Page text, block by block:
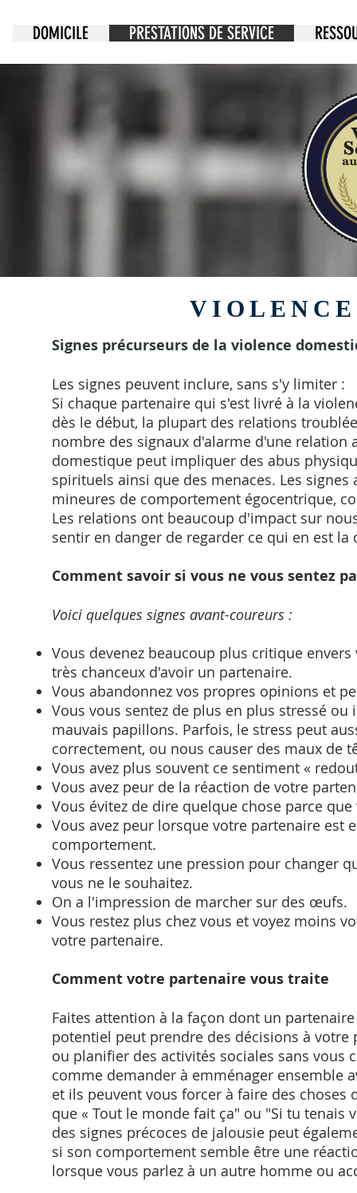
DOMICILE PRESTATIONS DE SERVICE
Signes précurseurs de la violence
Les signes peuvent inclure, sans s'y limiter :
Si chaque partenaire qui s'est livré à la
dès le début, la plupart des relations
nombre des signaux d'alarme d'une relation
domestique peut impliquer des abus
spirituels ainsi que des menaces. Les
mineures de comportement égocentrique,
Les relations ont beaucoup d'impact sur
sentir en danger de regarder ce qui en est la
Comment savoir si vous ne vous sentez
Voici quelques signes avant-coureurs :
Vous devenez beaucoup plus critique
très chanceux d'avoir un partenaire.
Vous abandonnez vos propres opinions et
Vous vous sentez de plus en plus stressé
mauvais papillons. Parfois, le stress peut
correctement, ou nous causer des maux de
Vous avez plus souvent ce sentiment «
Vous avez peur de la réaction de votre
Vous évitez de dire quelque chose parce
Vous avez peur lorsque votre partenaire est
comportement.
Vous ressentez une pression pour changer
vous ne le souhaitez.
On a l'impression de marcher sur des œufs.
Vous restez plus chez vous et voyez moins
votre partenaire.
Comment votre partenaire vous traite
Faites attention à la façon dont un
potentiel peut prendre des décisions à
ou planifier des activités sociales sans vous
comme demander à emménager ensemble
et ils peuvent vous forcer à faire des
que « Tout le monde fait ça" ou "Si tu
des signes précoces de jalousie peut
si son comportement semble être une
lorsque vous parlez à un autre homme ou